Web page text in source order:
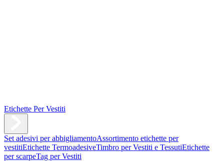
Etichette Per Vestiti
Set adesivi per abbigliamentoAssortimento etichette per
vestitiEtichette TermoadesiveTimbro per Vestiti e TessutiEtichette
per scarpeTag per Vestiti